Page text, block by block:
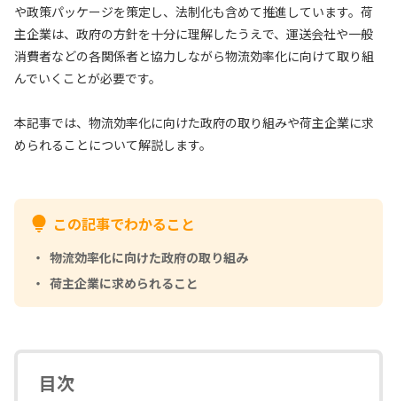
や政策パッケージを策定し、法制化も含めて推進しています。荷
主企業は、政府の方針を十分に理解したうえで、運送会社や一般
消費者などの各関係者と協力しながら物流効率化に向けて取り組
んでいくことが必要です。
本記事では、物流効率化に向けた政府の取り組みや荷主企業に求
められることについて解説します。
この記事でわかること
物流効率化に向けた政府の取り組み
荷主企業に求められること
目次